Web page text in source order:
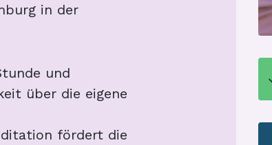
in der
und
über die eigene
fördert die